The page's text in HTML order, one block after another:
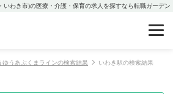
いわき市)の医療・介護・保育の求人を探すなら転職ガーデン
ゆうあぶくまラインの検索結果 いわき駅の検索結果